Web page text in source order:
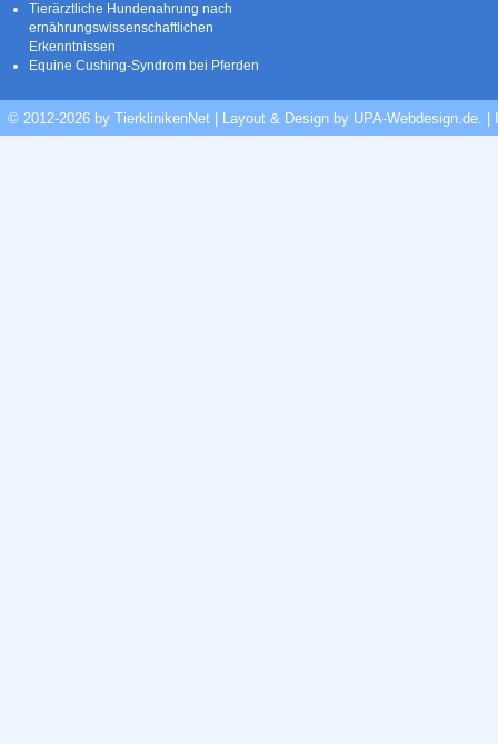
Tierärztliche Hundenahrung nach
ernährungswissenschaftlichen
Erkenntnissen
Equine Cushing-Syndrom bei Pferden
© 2012-2026 by TierklinikenNet | Layout & Design by UPA-Webdesign.de.